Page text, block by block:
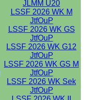
JLMM U20
LSSF 2026 WK M
JtfOuP
LSSF 2026 WK GS
JtfOuP
LSSF 2026 WK G12
JtfOuP
LSSF 2026 WK GS M
JtfOuP
LSSF 2026 WK Sek
JtfOuP